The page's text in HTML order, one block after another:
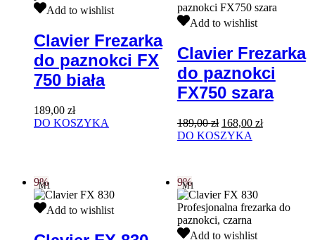
Clavier
do
paznokci
FX
750
biała
Add to wishlist
Clavier Frezarka
do paznokci FX
750 biała
189,00 zł
DO KOSZYKA
Clavier
do
paznokci
FX750
szara
Add to wishlist
Clavier Frezarka
do paznokci
FX750 szara
189,00zł Pierwotna
cena
168,00 złAktualna
DO KOSZYKA
9%
Clavier
830
Add to wishlist
M1 9%
Clavier
Add to wishlist
M1